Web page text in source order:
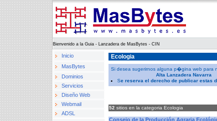
Bienvenido a la Guia - Lanzadera de MasBytes - CIN
Inicio
MasBytes
Dominios
Servicios
Diseño Web
Webmail
ADSL
Ecologia
Si desea sugerirnos alguna p�gina web para
Alta Lanzadera Navarra
Se reserva el derecho de publicar estas
52 sitios en la categoria Ecologia
Consejo de la Producción Agraria